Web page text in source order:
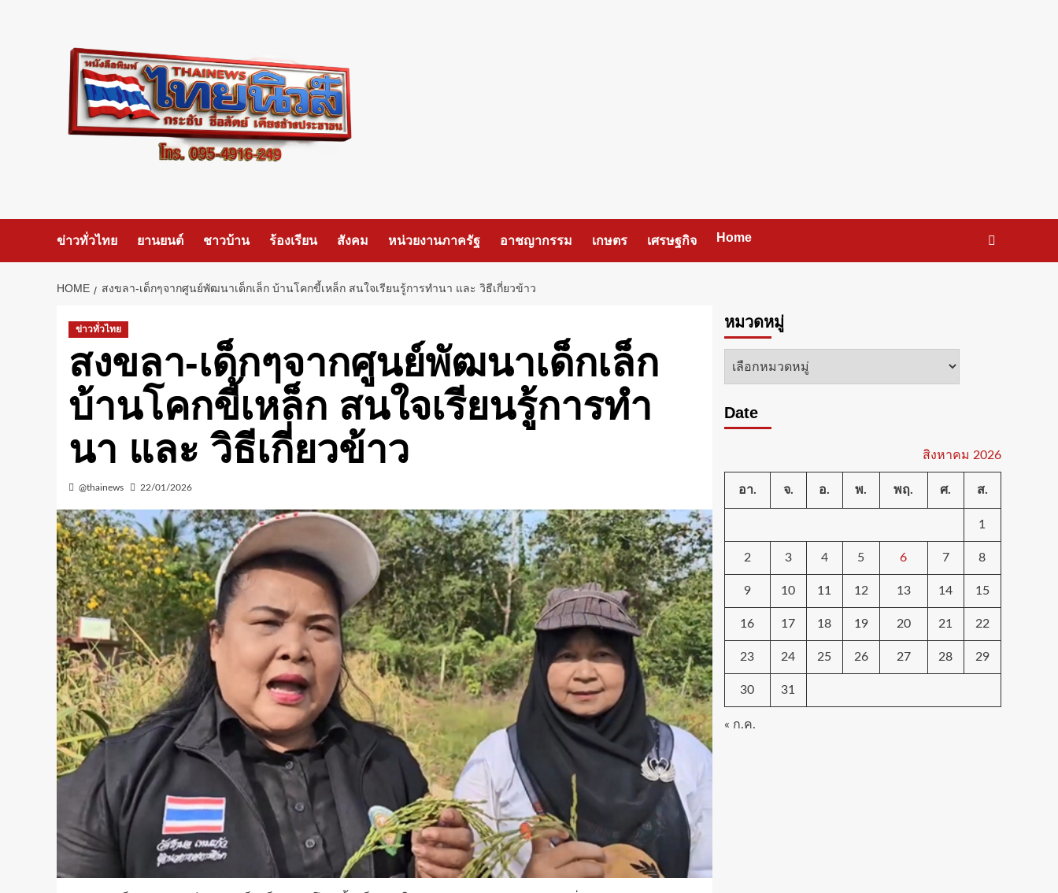
ข่าวทั่วไทย ยานยนต์ ชาวบ้าน ร้องเรียน สังคม หน่วยงานภาครัฐ อาชญากรรม เกษตร เศรษฐกิจ Home
HOME สงขลา-เด็กๆจากศูนย์พัฒนาเด็กเล็ก บ้านโคกขี้เหล็ก สนใจเรียนรู้การทำนา และ วิธีเกี่ยวข้าว
ข่าวทั่วไทย
สงขลา-เด็กๆจากศูนย์พัฒนาเด็กเล็ก
บ้านโคกขี้เหล็ก สนใจเรียนรู้การทำ
นา และ วิธีเกี่ยวข้าว
@thainews 22/01/2026
หมวดหมู่
หมวด
Date
สิงหาคม 2026
อา. จ. อ. พ. พฤ. ศ. ส.
1
2 3 4 5 6 7 8
9 10 11 12 13 14 15
16 17 18 19 20 21 22
23 24 25 26 27 28 29
30 31
« ก.ค.